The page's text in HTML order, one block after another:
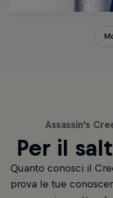
Assassin's
Per il
Quanto conosci il
prova le tue